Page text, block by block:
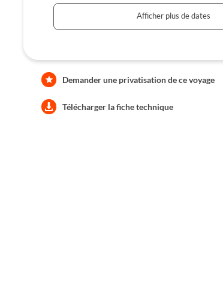
Afficher plus de dates
Demander une privatisation de ce voyage
Télécharger la fiche technique